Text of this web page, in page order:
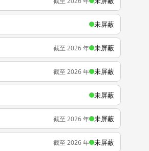
未屏蔽
截至 2026 年 未屏蔽
截至 2026 年 未屏蔽
未屏蔽
截至 2026 年 未屏蔽
截至 2026 年 未屏蔽